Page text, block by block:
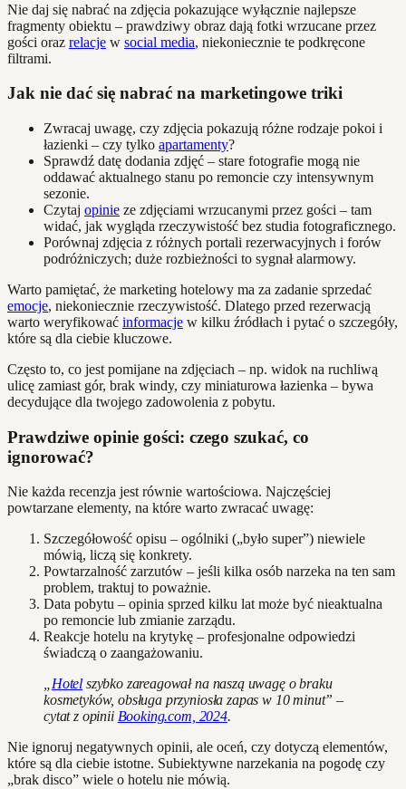
Nie daj się nabrać na zdjęcia pokazujące wyłącznie najlepsze
fragmenty obiektu – prawdziwy obraz dają fotki wrzucane przez
gości oraz relacje w social media, niekoniecznie te podkręcone
filtrami.
Jak nie dać się nabrać na marketingowe triki
Zwracaj uwagę, czy zdjęcia pokazują różne rodzaje pokoi i
łazienki – czy tylko apartamenty?
Sprawdź datę dodania zdjęć – stare fotografie mogą nie
oddawać aktualnego stanu po remoncie czy intensywnym
sezonie.
Czytaj opinie ze zdjęciami wrzucanymi przez gości – tam
widać, jak wygląda rzeczywistość bez studia fotograficznego.
Porównaj zdjęcia z różnych portali rezerwacyjnych i forów
podróżniczych; duże rozbieżności to sygnał alarmowy.
Warto pamiętać, że marketing hotelowy ma za zadanie sprzedać
emocje, niekoniecznie rzeczywistość. Dlatego przed rezerwacją
warto weryfikować informacje w kilku źródłach i pytać o szczegóły,
które są dla ciebie kluczowe.
Często to, co jest pomijane na zdjęciach – np. widok na ruchliwą
ulicę zamiast gór, brak windy, czy miniaturowa łazienka – bywa
decydujące dla twojego zadowolenia z pobytu.
Prawdziwe opinie gości: czego szukać, co
ignorować?
Nie każda recenzja jest równie wartościowa. Najczęściej
powtarzane elementy, na które warto zwracać uwagę:
Szczegółowość opisu – ogólniki („było super”) niewiele
mówią, liczą się konkrety.
Powtarzalność zarzutów – jeśli kilka osób narzeka na ten sam
problem, traktuj to poważnie.
Data pobytu – opinia sprzed kilku lat może być nieaktualna
po remoncie lub zmianie zarządu.
Reakcje hotelu na krytykę – profesjonalne odpowiedzi
świadczą o zaangażowaniu.
„Hotel szybko zareagował na naszą uwagę o braku
kosmetyków, obsługa przyniosła zapas w 10 minut” –
cytat z opinii Booking.com, 2024.
Nie ignoruj negatywnych opinii, ale oceń, czy dotyczą elementów,
które są dla ciebie istotne. Subiektywne narzekania na pogodę czy
„brak disco” wiele o hotelu nie mówią.